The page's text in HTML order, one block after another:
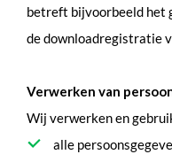
betreft bijvoorbeeld het
de downloadregistratie
Verwerken van
Wij verwerken en
alle